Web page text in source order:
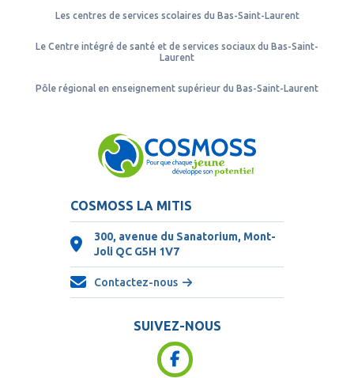
Les centres de services scolaires du Bas-Saint-Laurent
Le Centre intégré de santé et de services sociaux du Bas-Saint-
Laurent
Pôle régional en enseignement supérieur du Bas-Saint-Laurent
COSMOSS LA MITIS
300, avenue du Sanatorium, Mont-
Joli QC G5H 1V7
Contactez-nous
SUIVEZ-NOUS